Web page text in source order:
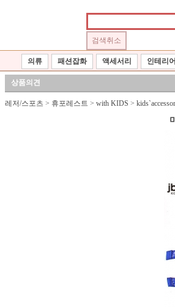
의류 패션잡화 액세서리 인테리
상품의견
레저/스포츠 > 휴포레스트 > with KIDS >